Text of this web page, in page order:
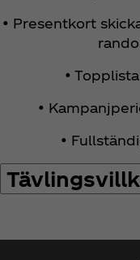
• Presentkort
•
•
•